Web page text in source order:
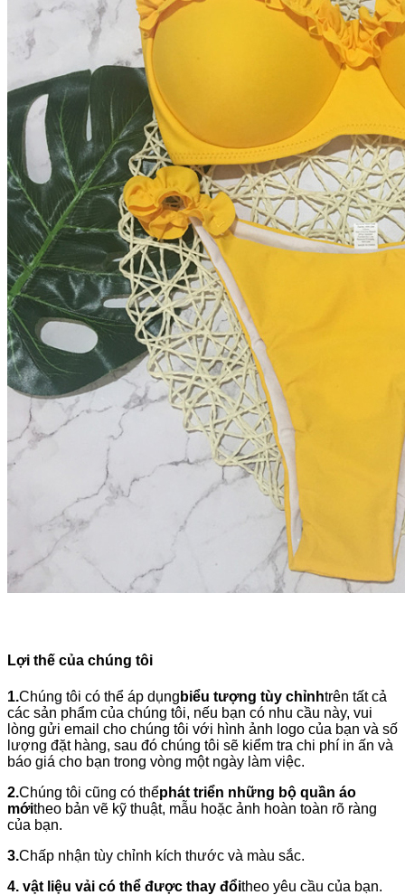
Lợi thế của chúng tôi
1.Chúng tôi có thể áp dụng biểu tượng tùy chỉnhtrên tất cả
các sản phẩm của chúng tôi, nếu bạn có nhu cầu này, vui
lòng gửi email cho chúng tôi với hình ảnh logo của bạn và số
lượng đặt hàng, sau đó chúng tôi sẽ kiểm tra chi phí in ấn và
báo giá cho bạn trong vòng một ngày làm việc.
2.Chúng tôi cũng có thểphát triển những bộ quần áo
mớitheo bản vẽ kỹ thuật, mẫu hoặc ảnh hoàn toàn rõ ràng
của bạn.
3.Chấp nhận tùy chỉnh kích thước và màu sắc.
4. vật liệu vải có thể được thay đổitheo yêu cầu của bạn.